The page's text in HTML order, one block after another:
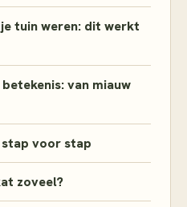
tuin weren: dit werkt
van miauw
voor stap
zoveel?